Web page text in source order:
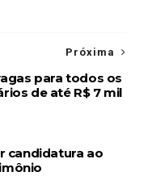
Próxima
para todos os
de até R$ 7 mil
candidatura ao